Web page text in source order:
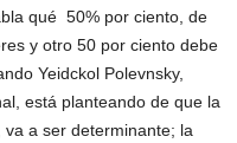
qué 50% por ciento, de
y otro 50 por ciento debe
Yeidckol Polevnsky,
está planteando de que la
a ser determinante; la